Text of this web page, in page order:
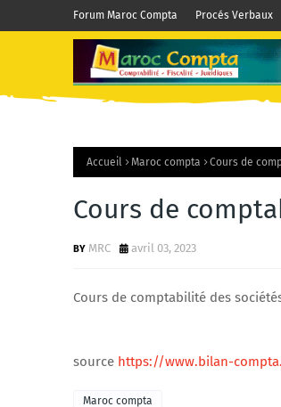
Forum Maroc Compta Procés Verbaux
Accueil Maroc compta Cours de
Cours de
MRC avril 03, 2023
Cours de comptabilité des
source https://www.bilan-
Maroc compta